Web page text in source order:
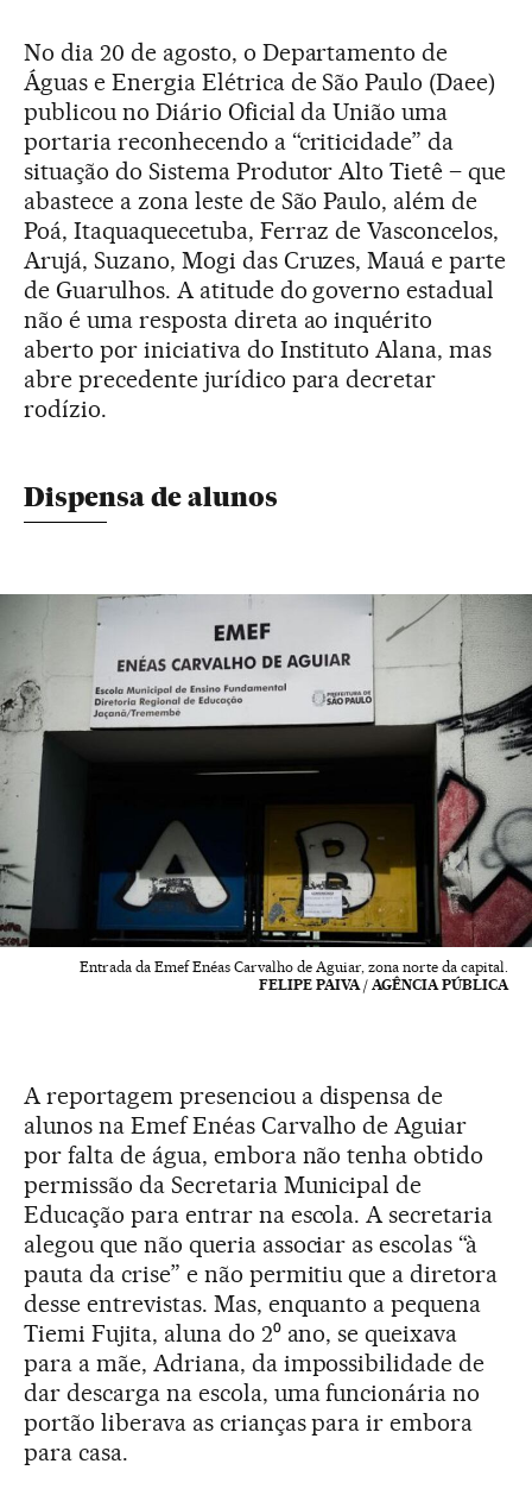
No dia 20 de agosto, o Departamento de
Águas e Energia Elétrica de São Paulo (Daee)
publicou no Diário Oficial da União uma
portaria reconhecendo a “criticidade” da
situação do Sistema Produtor Alto Tietê – que
abastece a zona leste de São Paulo, além de
Poá, Itaquaquecetuba, Ferraz de Vasconcelos,
Arujá, Suzano, Mogi das Cruzes, Mauá e parte
de Guarulhos. A atitude do governo estadual
não é uma resposta direta ao inquérito
aberto por iniciativa do Instituto Alana, mas
abre precedente jurídico para decretar
rodízio.
Dispensa de alunos
Entrada da Emef Enéas Carvalho de Aguiar, zona norte da capital.
FELIPE PAIVA / AGÊNCIA PÚBLICA
A reportagem presenciou a dispensa de
alunos na Emef Enéas Carvalho de Aguiar
por falta de água, embora não tenha obtido
permissão da Secretaria Municipal de
Educação para entrar na escola. A secretaria
alegou que não queria associar as escolas “à
pauta da crise” e não permitiu que a diretora
desse entrevistas. Mas, enquanto a pequena
Tiemi Fujita, aluna do 2⁰ ano, se queixava
para a mãe, Adriana, da impossibilidade de
dar descarga na escola, uma funcionária no
portão liberava as crianças para ir embora
para casa.